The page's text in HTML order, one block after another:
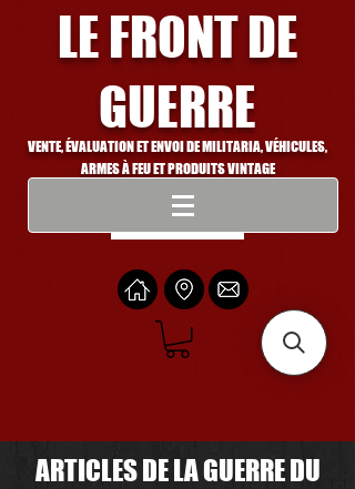
LE FRONT DE
GUERRE
VENTE, ÉVALUATION ET ENVOI DE MILITARIA, VÉHICULES,
ARMES À FEU ET PRODUITS VINTAGE
Se connecter
ARTICLES DE LA GUERRE DU